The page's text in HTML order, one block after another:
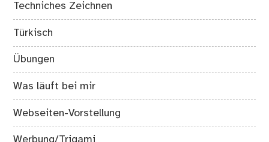
Techniches Zeichnen
Türkisch
Übungen
Was läuft bei mir
Webseiten-Vorstellung
Werbung/Trigami